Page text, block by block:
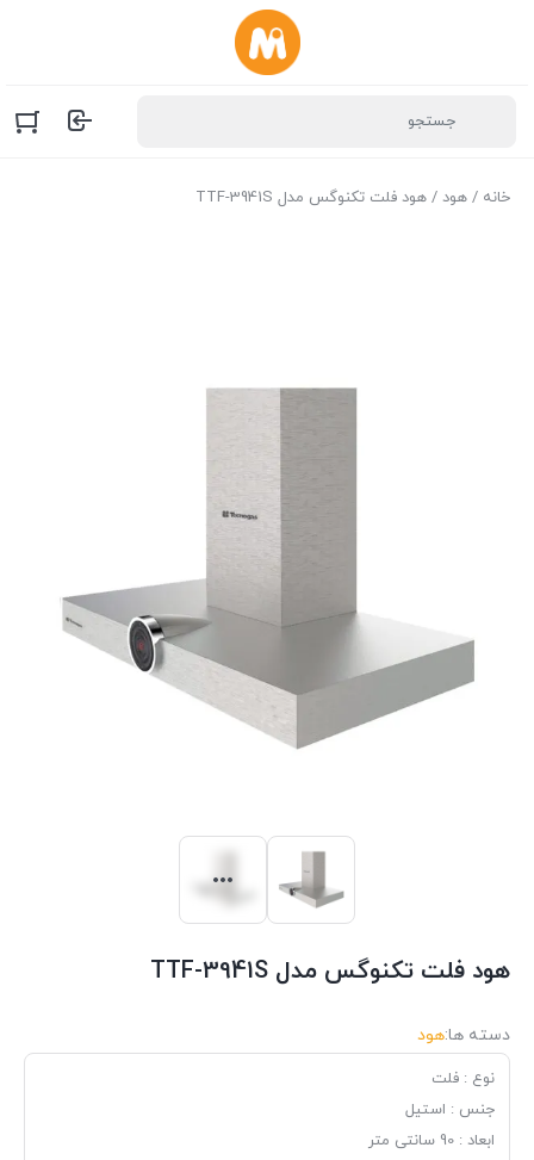
خانه / هود / هود فلت تکنوگس مدل TTF-3941S
هود فلت تکنوگس مدل TTF-3941S
دسته ها:هود
نوع : فلت
جنس : استیل
ابعاد : 90 سانتی متر